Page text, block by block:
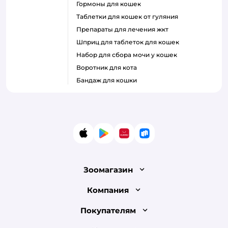
гормоны для кошек
таблетки для кошек от гуляния
препараты для лечения жкт
шприц для таблеток для кошек
набор для сбора мочи у кошек
воротник для кота
бандаж для кошки
App StoreGoogle Play
AppGallery
RuStore
Зоомагазин
Лицензия
Доставка и оплата
Компания
О компании
Покупателям